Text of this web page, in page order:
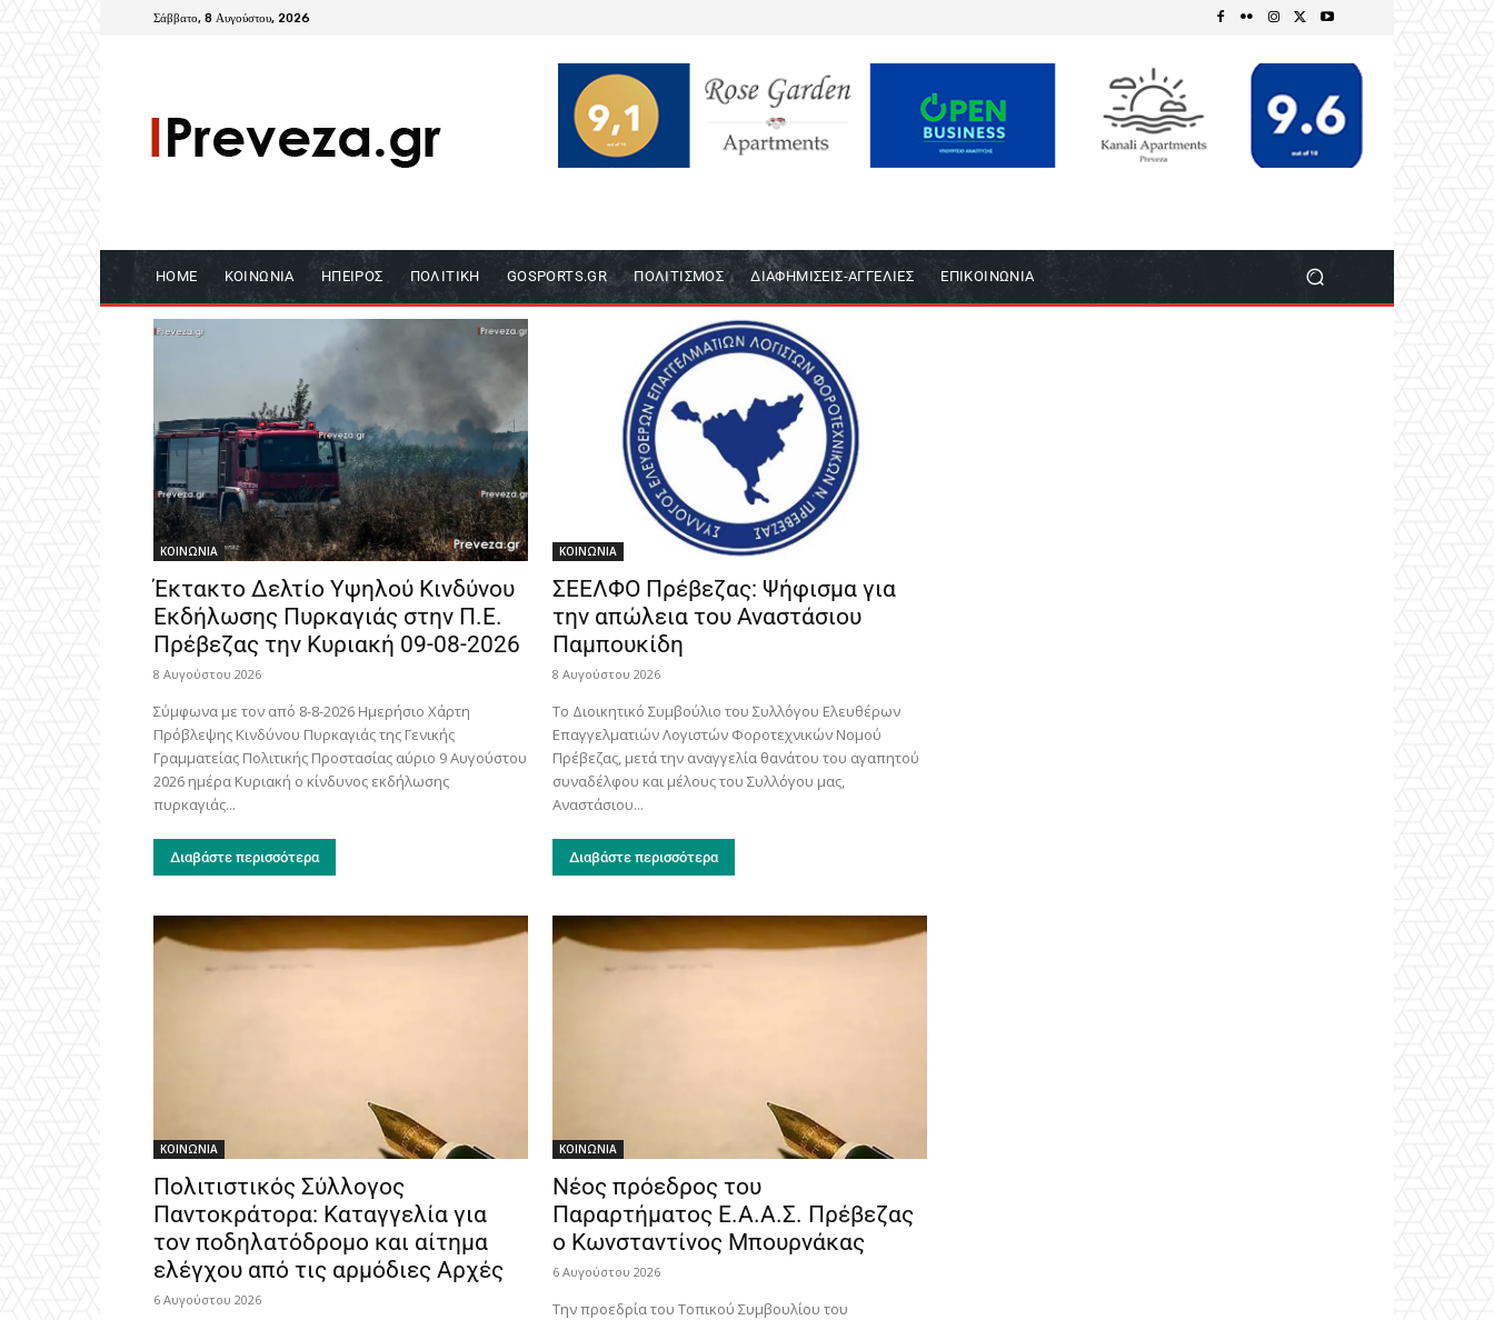
Σάββατο, 8 Αυγούστου, 2026
HOME ΚΟΙΝΩΝΊΑ ΉΠΕΙΡΟΣ ΠΟΛΙΤΙΚΉ GOSPORTS.GR ΠΟΛΙΤΙΣΜΌΣ ΔΙΑΦΗΜΊΣΕΙΣ-ΑΓΓΕΛΊΕΣ ΕΠΙΚΟΙΝΩΝΙΑ
ΚΟΙΝΩΝΙΑ
Έκτακτο Δελτίο Υψηλού Κινδύνου
Εκδήλωσης Πυρκαγιάς στην Π.Ε.
Πρέβεζας την Κυριακή 09-08-2026
8 Αυγούστου 2026
Σύμφωνα με τον από 8-8-2026 Ημερήσιο Χάρτη
Πρόβλεψης Κινδύνου Πυρκαγιάς της Γενικής
Γραμματείας Πολιτικής Προστασίας αύριο 9 Αυγούστου
2026 ημέρα Κυριακή ο κίνδυνος εκδήλωσης
πυρκαγιάς...
Διαβάστε περισσότερα
ΚΟΙΝΩΝΙΑ
ΣΕΕΛΦΟ Πρέβεζας: Ψήφισμα για
την απώλεια του Αναστάσιου
Παμπουκίδη
8 Αυγούστου 2026
Το Διοικητικό Συμβούλιο του Συλλόγου Ελευθέρων
Επαγγελματιών Λογιστών Φοροτεχνικών Νομού
Πρέβεζας, μετά την αναγγελία θανάτου του αγαπητού
συναδέλφου και μέλους του Συλλόγου μας,
Αναστάσιου...
Διαβάστε περισσότερα
ΚΟΙΝΩΝΙΑ
Πολιτιστικός Σύλλογος
Παντοκράτορα: Καταγγελία για
τον ποδηλατόδρομο και αίτημα
ελέγχου από τις αρμόδιες Αρχές
6 Αυγούστου 2026
ΚΟΙΝΩΝΙΑ
Νέος πρόεδρος του
Παραρτήματος Ε.Α.Α.Σ. Πρέβεζας
ο Κωνσταντίνος Μπουρνάκας
6 Αυγούστου 2026
Την προεδρία του Τοπικού Συμβουλίου του